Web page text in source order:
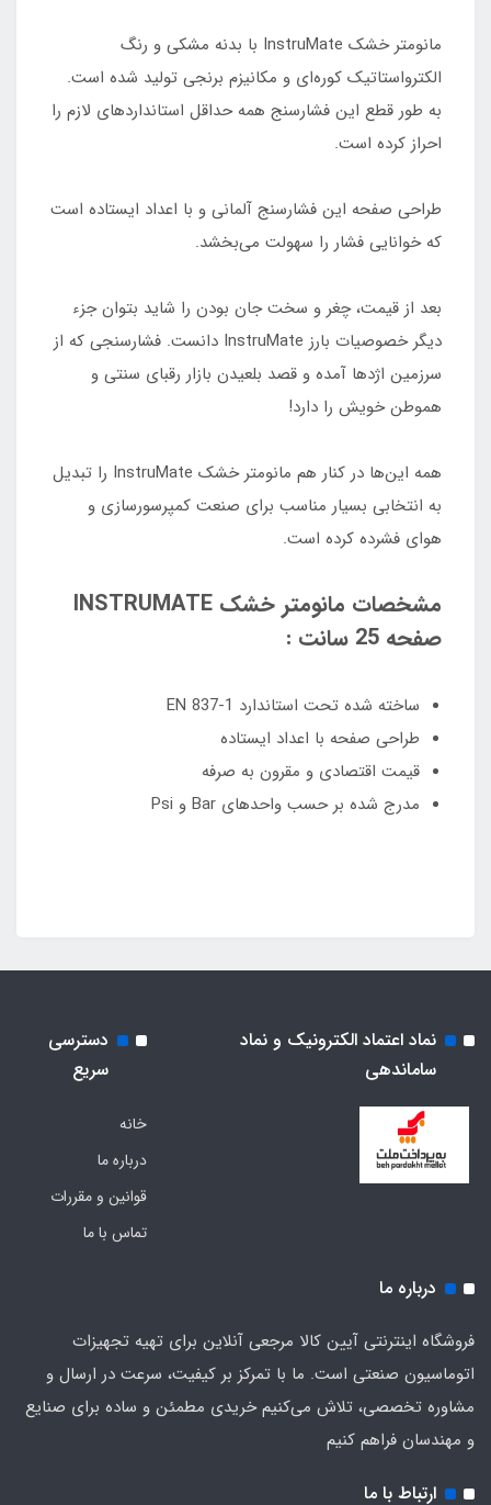
مانومتر خشک InstruMate با بدنه مشکی و رنگ
الکترواستاتیک کوره‌ای و مکانیزم برنجی تولید شده است.
به طور قطع این فشارسنج همه حداقل استانداردهای لازم را
احراز کرده است.
طراحی صفحه این فشارسنج‌ آلمانی و با اعداد ایستاده است
که خوانایی فشار را سهولت می‌بخشد.
بعد از قیمت، چغر و سخت جان بودن را شاید بتوان جزء
دیگر خصوصیات بارز InstruMate دانست. فشارسنجی که از
سرزمین اژدها آمده و قصد بلعیدن بازار رقبای سنتی و
هموطن خویش را دارد!
همه این‌ها در کنار هم مانومتر خشک InstruMate را تبدیل
به انتخابی بسیار مناسب برای صنعت کمپرسورسازی و
هوای فشرده کرده است.
مشخصات مانومتر خشک INSTRUMATE
صفحه 25 سانت :
ساخته شده تحت استاندارد EN 837-1
طراحی صفحه با اعداد ایستاده
قیمت اقتصادی و مقرون به صرفه
مدرج شده بر حسب واحدهای Bar و Psi
نماد اعتماد الکترونیک و نماد
ساماندهی
دسترسی
سریع
خانه
درباره ما
قوانین و مقررات
تماس با ما
درباره ما
فروشگاه اینترنتی آیین کالا مرجعی آنلاین برای تهیه تجهیزات
اتوماسیون صنعتی است. ما با تمرکز بر کیفیت، سرعت در ارسال و
مشاوره تخصصی، تلاش می‌کنیم خریدی مطمئن و ساده برای صنایع
و مهندسان فراهم کنیم
ارتباط با ما